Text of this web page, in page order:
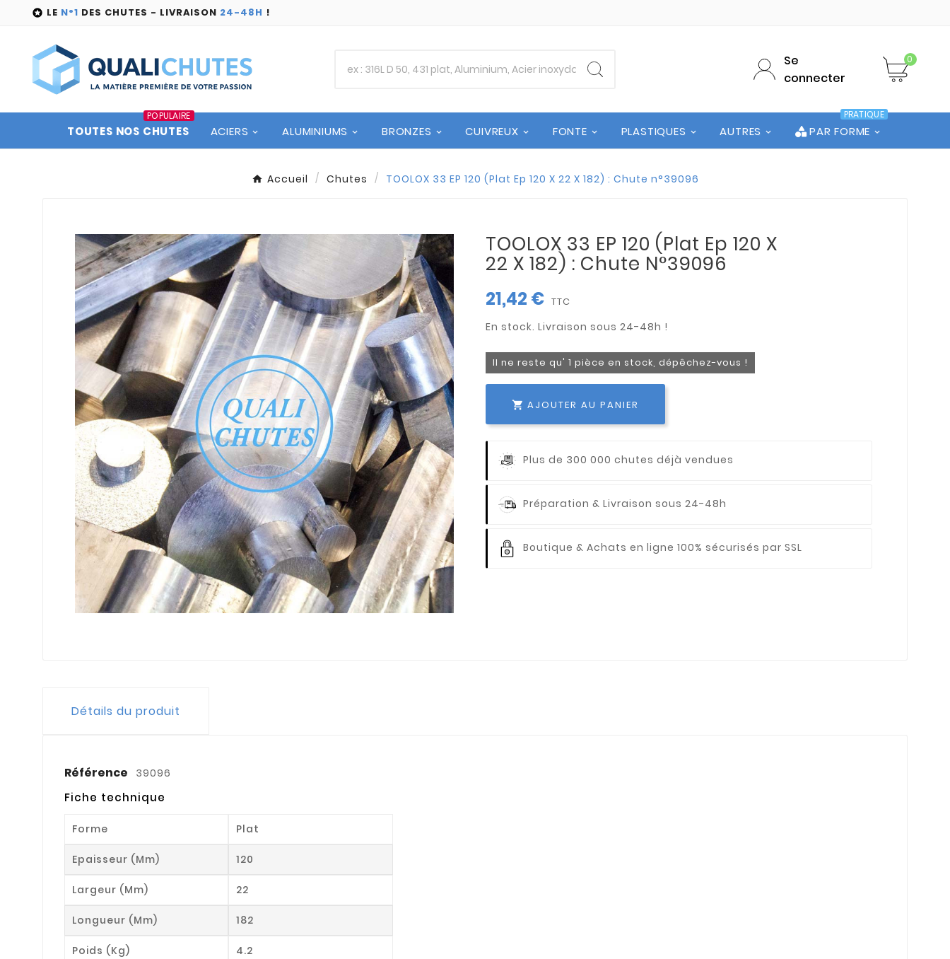
 LE N°1 DES CHUTES - LIVRAISON 24-48H !
Se
connecter
0
TOUTES NOS CHUTES
POPULAIRE
ACIERS ALUMINIUMS BRONZES CUIVREUX FONTE PLASTIQUES AUTRES PAR FORME
PRATIQUE
Accueil Chutes TOOLOX 33 EP 120 (Plat Ep 120 X 22 X 182) : Chute n°39096
TOOLOX 33 EP 120 (Plat Ep 120 X
22 X 182) : Chute N°39096
21,42 € TTC
Il ne reste qu' 1 pièce en stock, dépêchez-vous !
 AJOUTER AU PANIER
Plus de 300 000 chutes déjà vendues
Préparation & Livraison sous 24-48h
Boutique & Achats en ligne 100% sécurisés par SSL
Détails du produit
Référence 39096
Fiche technique
Forme Plat
Epaisseur (mm) 120
Largeur (mm) 22
Longueur (mm) 182
Poids (kg) 4.2